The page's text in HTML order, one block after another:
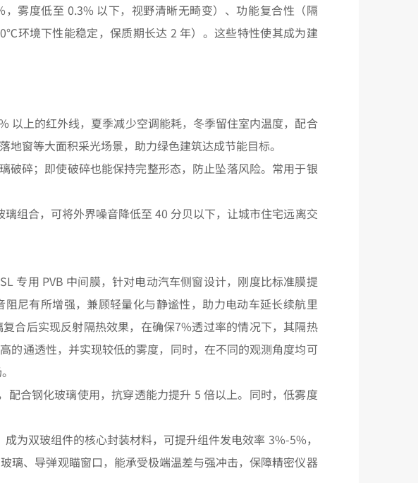
雾度低至 0.3% 以下，视野清晰无畸变）、功能复合性（隔
环境下性能稳定，保质期长达 2 年）。这些特性使其成为建
以上的红外线，夏季减少空调能耗，冬季留住室内温度，配合
窗等大面积采光场景，助力绿色建筑达成节能目标。
碎；即使破碎也能保持完整形态，防止坠落风险。常用于银
组合，可将外界噪音降低至 40 分贝以下，让城市住宅远离交
专用 PVB 中间膜，针对电动汽车侧窗设计，刚度比标准膜提
尼有所增强，兼顾轻量化与静谧性，助力电动车延长续航里
合后实现反射隔热效果，在确保7%透过率的情况下，其隔热
的通透性，并实现较低的雾度，同时，在不同的观测角度均可
合钢化玻璃使用，抗穿透能力提升 5 倍以上。同时，低雾度
为双玻组件的核心封装材料，可提升组件发电效率 3%-5%，
璃、导弹观瞄窗口，能承受极端温差与强冲击，保障精密仪器